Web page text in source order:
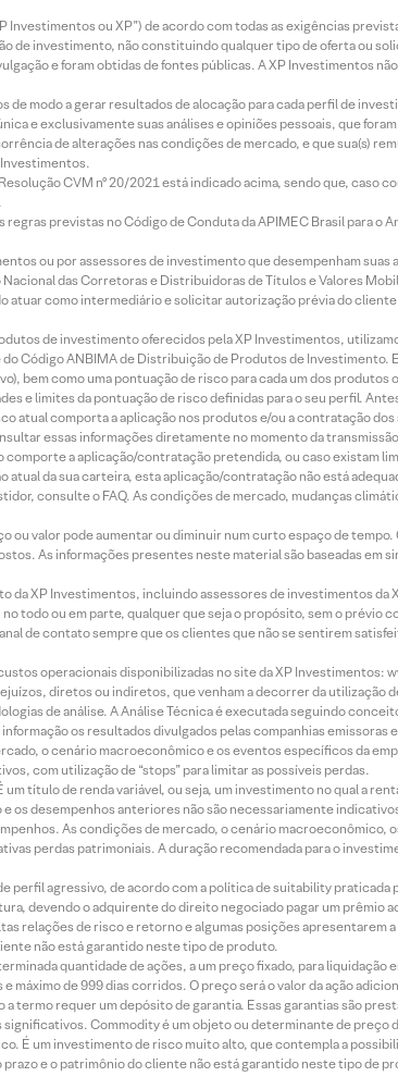
Investimentos ou XP”) de acordo com todas as exigências
de investimento, não constituindo qualquer tipo de oferta ou
e foram obtidas de fontes públicas. A XP Investimentos
modo a gerar resultados de alocação para cada perfil de
e exclusivamente suas análises e opiniões pessoais, que
de alterações nas condições de mercado, e que sua(s)
CVM nº 20/2021 está indicado acima, sendo que, caso
previstas no Código de Conduta da APIMEC Brasil para o
ou por assessores de investimento que desempenham suas
das Corretoras e Distribuidoras de Títulos e Valores
como intermediário e solicitar autorização prévia do
de investimento oferecidos pela XP Investimentos,
Código ANBIMA de Distribuição de Produtos de
bem como uma pontuação de risco para cada um dos
e limites da pontuação de risco definidas para o seu perfil.
atual comporta a aplicação nos produtos e/ou a contratação
essas informações diretamente no momento da
comporte a aplicação/contratação pretendida, ou caso existam
da sua carteira, esta aplicação/contratação não está
consulte o FAQ. As condições de mercado, mudanças
valor pode aumentar ou diminuir num curto espaço de
As informações presentes neste material são baseadas em
XP Investimentos, incluindo assessores de investimentos da
todo ou em parte, qualquer que seja o propósito, sem o prévio
de contato sempre que os clientes que não se sentirem
operacionais disponibilizadas no site da XP Investimentos:
diretos ou indiretos, que venham a decorrer da utilização
de análise. A Análise Técnica é executada seguindo
os resultados divulgados pelas companhias emissoras
o cenário macroeconômico e os eventos específicos da
com utilização de “stops” para limitar as possíveis perdas.
título de renda variável, ou seja, um investimento no qual a
os desempenhos anteriores não são necessariamente
As condições de mercado, o cenário macroeconômico,
perdas patrimoniais. A duração recomendada para o
agressivo, de acordo com a política de suitability praticada
devendo o adquirente do direito negociado pagar um prêmio
relações de risco e retorno e algumas posições apresentarem
não está garantido neste tipo de produto.
quantidade de ações, a um preço fixado, para liquidação
de 999 dias corridos. O preço será o valor da ação
termo requer um depósito de garantia. Essas garantias são
Commodity é um objeto ou determinante de
É um investimento de risco muito alto, que contempla a
e o patrimônio do cliente não está garantido neste tipo de